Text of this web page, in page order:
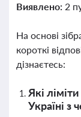
Виявлено: 2
На основі
короткі
дізнаєтесь:
Які
Україні з